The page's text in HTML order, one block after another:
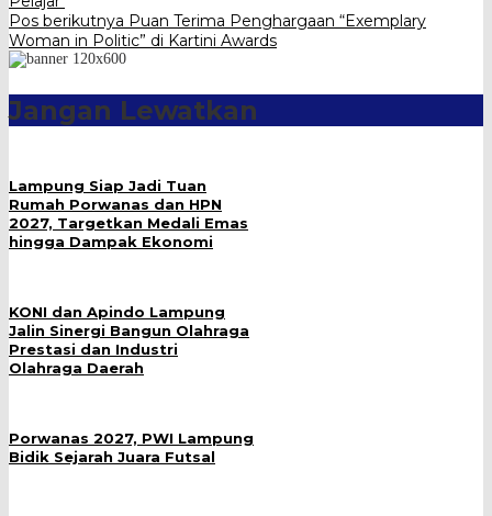
Pos berikutnya Puan Terima Penghargaan “Exemplary
Woman in Politic” di Kartini Awards
Jangan Lewatkan
Lampung Siap Jadi Tuan
Rumah Porwanas dan HPN
2027, Targetkan Medali Emas
hingga Dampak Ekonomi
KONI dan Apindo Lampung
Jalin Sinergi Bangun Olahraga
Prestasi dan Industri
Olahraga Daerah
Porwanas 2027, PWI Lampung
Bidik Sejarah Juara Futsal